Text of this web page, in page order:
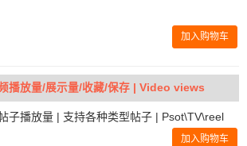
加入购物车
播放量/展示量/收藏/保存 | Video views
子播放量 | 支持各种类型帖子 | Psot\TV\reel
加入购物车